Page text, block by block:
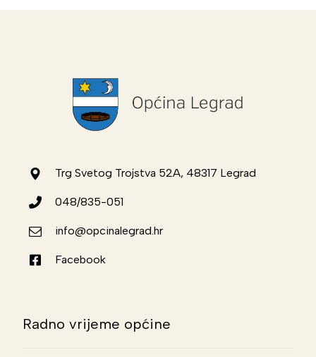
Trg Svetog Trojstva 52A, 48317 Legrad
048/835-051
info@opcinalegrad.hr
Facebook
Radno vrijeme općine